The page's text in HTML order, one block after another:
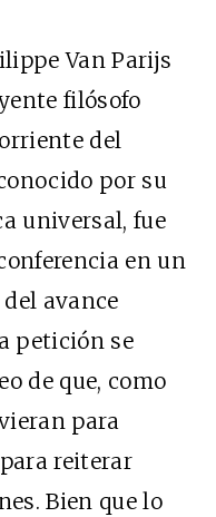
Van Parijs
filósofo
del
por su
universal, fue
en un
avance
petición se
de que, como
para
reiterar
Bien que lo